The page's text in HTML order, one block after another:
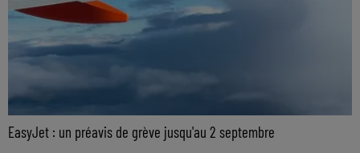
EasyJet : un préavis de grève jusqu'au 2 septembre